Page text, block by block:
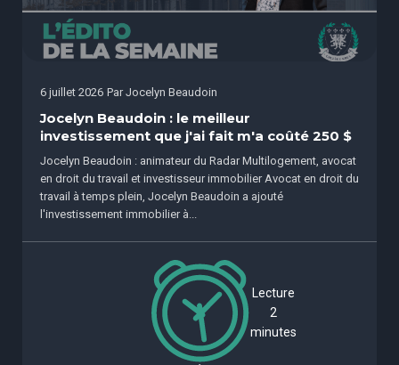
6 juillet 2026 Par Jocelyn Beaudoin
Jocelyn Beaudoin : le meilleur
investissement que j'ai fait m'a coûté 250 $
Jocelyn Beaudoin : animateur du Radar Multilogement, avocat
en droit du travail et investisseur immobilier Avocat en droit du
travail à temps plein, Jocelyn Beaudoin a ajouté
l'investissement immobilier à...
Lecture
2
minutes